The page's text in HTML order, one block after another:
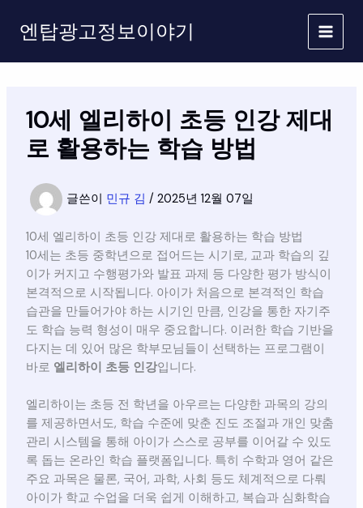
로
엔탑광고정보이야기
10세 엘리하이 초등 인강 제대
로 활용하는 학습 방법
글쓴이 민규 김 / 2025년 12월 07일
10세 엘리하이 초등 인강 제대로 활용하는 학습 방법
10세는 초등 중학년으로 접어드는 시기로, 교과 학습의 깊
이가 커지고 수행평가와 발표 과제 등 다양한 평가 방식이
본격적으로 시작됩니다. 아이가 처음으로 본격적인 학습
습관을 만들어가야 하는 시기인 만큼, 인강을 통한 자기주
도 학습 능력 형성이 매우 중요합니다. 이러한 학습 기반을
다지는 데 있어 많은 학부모님들이 선택하는 프로그램이
바로 엘리하이 초등 인강입니다.
엘리하이는 초등 전 학년을 아우르는 다양한 과목의 강의
를 제공하면서도, 학습 수준에 맞춘 진도 조절과 개인 맞춤
관리 시스템을 통해 아이가 스스로 공부를 이어갈 수 있도
록 돕는 온라인 학습 플랫폼입니다. 특히 수학과 영어 같은
주요 과목은 물론, 국어, 과학, 사회 등도 체계적으로 다뤄
아이가 학교 수업을 더욱 쉽게 이해하고, 복습과 심화학습